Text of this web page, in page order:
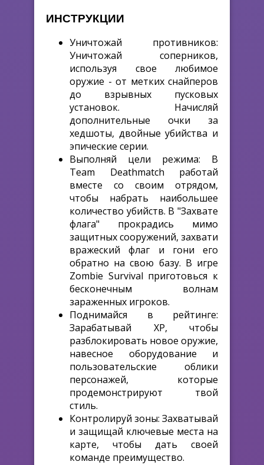
ИНСТРУКЦИИ
Уничтожай противников:
Уничтожай соперников,
используя свое любимое
оружие - от метких снайперов
до взрывных пусковых
установок. Начисляй
дополнительные очки за
хедшоты, двойные убийства и
эпические серии.
Выполняй цели режима: В
Team Deathmatch работай
вместе со своим отрядом,
чтобы набрать наибольшее
количество убийств. В "Захвате
флага" прокрадись мимо
защитных сооружений, захвати
вражеский флаг и гони его
обратно на свою базу. В игре
Zombie Survival приготовься к
бесконечным волнам
зараженных игроков.
Поднимайся в рейтинге:
Зарабатывай XP, чтобы
разблокировать новое оружие,
навесное оборудование и
пользовательские облики
персонажей, которые
продемонстрируют твой
стиль.
Контролируй зоны: Захватывай
и защищай ключевые места на
карте, чтобы дать своей
команде преимущество.